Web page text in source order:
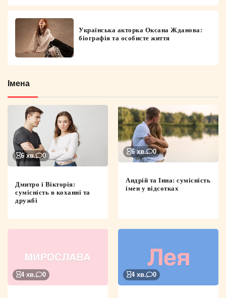
Українська акторка Оксана Жданова:
біографія та особисте життя
Імена
6 хв. 0
Дмитро і Вікторія:
сумісність в коханні та
дружбі
6 хв. 0
Андрій та Інна: сумісність
імен у відсотках
4 хв. 0 4 хв. 0